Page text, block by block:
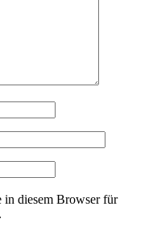
in diesem Browser für